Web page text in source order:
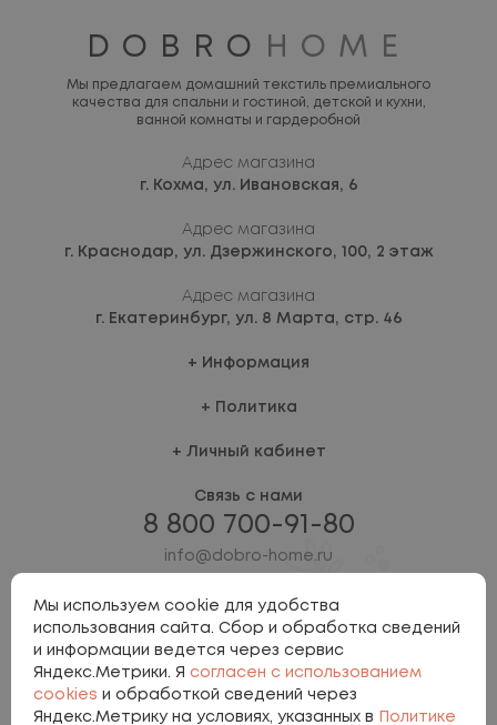
DOBRO HOME
Мы предлагаем домашний текстиль премиального
качества для спальни и гостиной, детской и кухни,
ванной комнаты и гардеробной
Адрес магазина
г. Кохма, ул. Ивановская, 6
Адрес магазина
г. Краснодар, ул. Дзержинского, 100, 2 этаж
Адрес магазина
г. Екатеринбург, ул. 8 Марта, стр. 46
Информация
Политика
Личный кабинет
Связь с нами
8 800 700-91-80
info@dobro-home.ru
Мы используем cookie для удобства
использования сайта. Сбор и обработка сведений
и информации ведется через сервис
Яндекс.Метрики. Я согласен с использованием
cookies и обработкой сведений через
Яндекс.Метрику на условиях, указанных в
Политике